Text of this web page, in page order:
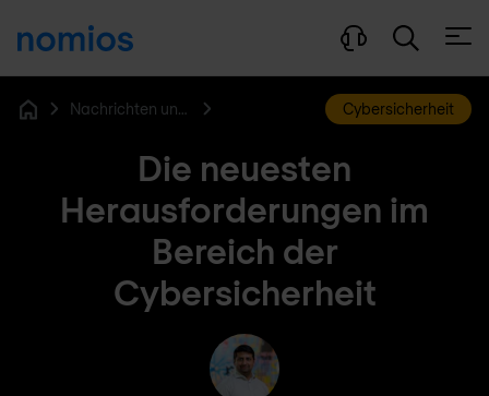
Nachrichten und Blog Cybersicherheit
Die neuesten
Herausforderungen im
Bereich der
Cybersicherheit
Usman